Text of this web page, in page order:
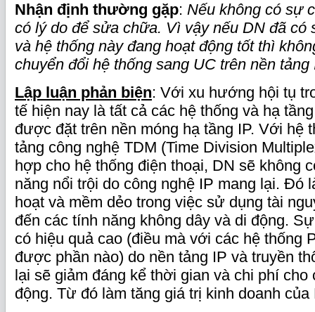
Nhận định thường gặp: Nếu không có sự
có lý do để sửa chữa. Vì vậy nếu DN đã có
và hệ thống này đang hoạt động tốt thì
chuyển đổi hệ thống sang UC trên nền tảng
Lập luận phản biện: Với xu hướng hội tụ
tế hiện nay là tất cả các hệ thống và hạ
được đặt trên nền móng hạ tầng IP. Với hệ
tảng công nghệ TDM (Time Division
hợp cho hệ thống điện thoại, DN sẽ không
năng nổi trội do công nghệ IP mang lại. Đó
hoạt và mềm dẻo trong việc sử dụng tài
đến các tính năng không dây và di động.
có hiệu quả cao (điều mà với các hệ thống
được phần nào) do nền tảng IP và truyền
lại sẽ giảm đáng kể thời gian và chi phí cho
động. Từ đó làm tăng giá trị kinh doanh